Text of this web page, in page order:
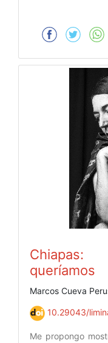
queríamos
Marcos Cueva
10.29043/
Me propongo